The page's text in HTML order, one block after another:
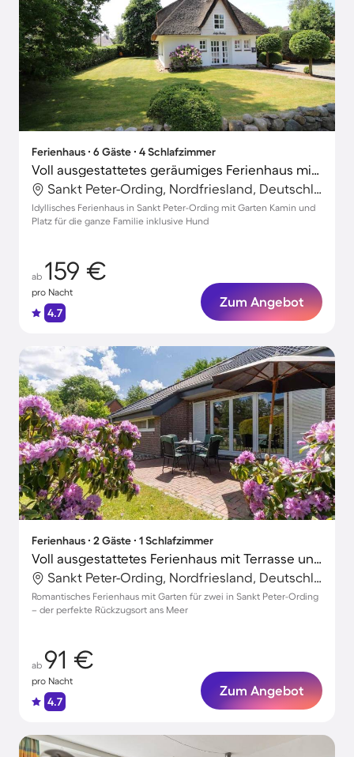
Ferienhaus ∙ 6 Gäste ∙ 4 Schlafzimmer
Voll ausgestattetes geräumiges Ferienhaus mit Garten und Terrasse | Haustiere erlaubt
Sankt Peter-Ording, Nordfriesland, Deutschland
Idyllisches Ferienhaus in Sankt Peter-Ording mit Garten Kamin und
Platz für die ganze Familie inklusive Hund
ab 159 €
pro Nacht
4.7
Zum Angebot
Ferienhaus ∙ 2 Gäste ∙ 1 Schlafzimmer
Voll ausgestattetes Ferienhaus mit Terrasse und Garten | Haustiere erlaubt
Sankt Peter-Ording, Nordfriesland, Deutschland
Romantisches Ferienhaus mit Garten für zwei in Sankt Peter-Ording
– der perfekte Rückzugsort ans Meer
ab 91 €
pro Nacht
4.7
Zum Angebot